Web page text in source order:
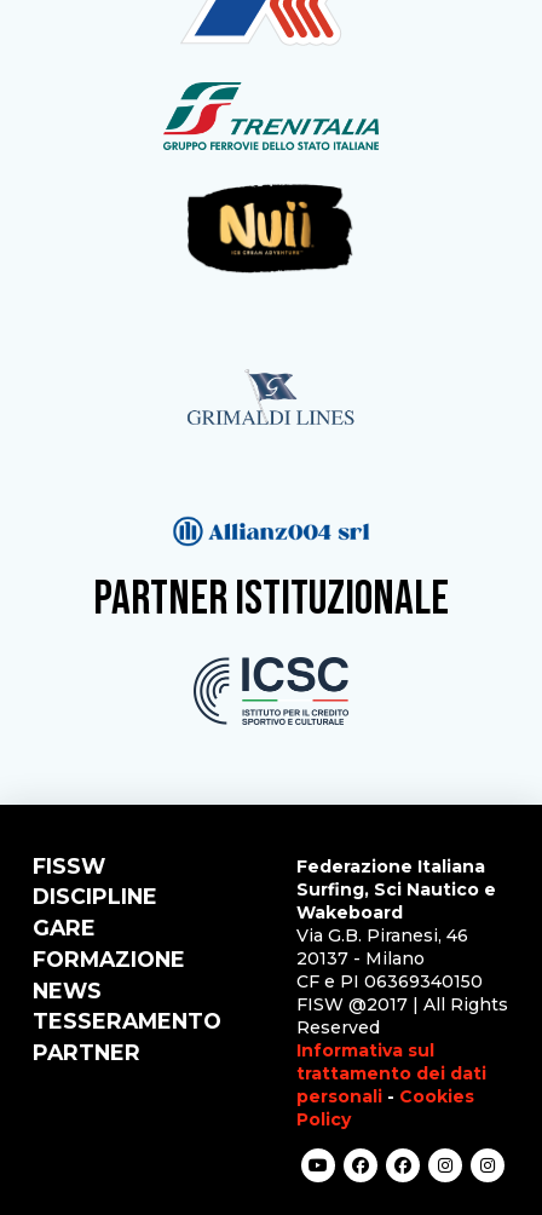
partner istituzionale
FISSW
DISCIPLINE
GARE
FORMAZIONE
NEWS
TESSERAMENTO
PARTNER
Federazione Italiana
Surfing, Sci Nautico e
Wakeboard
Via G.B. Piranesi, 46
20137 - Milano
CF e PI 06369340150
FISW @2017 | All Rights
Reserved
Informativa sul
trattamento dei dati
personali - Cookies
Policy